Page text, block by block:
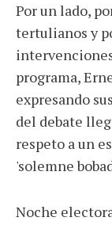
Por un lado,
tertulianos y
programa,
expresando
del debate
respeto a un
'solemne
Noche